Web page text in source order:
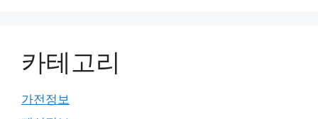
카테고리
가전정보